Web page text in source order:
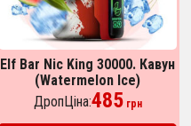
Elf Bar Nic King 30000. Кавун
(Watermelon Ice)
ДропЦіна:485грн